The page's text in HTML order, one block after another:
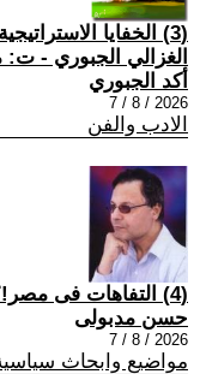
(3) الخفايا
الغزالي الجبوري - ت:
أكد الجبوري
2026 / 8 / 7
الادب والفن
(4) التفاهات فى مصر!؟
حسن مدبولى
2026 / 8 / 7
مواضيع وابحاث